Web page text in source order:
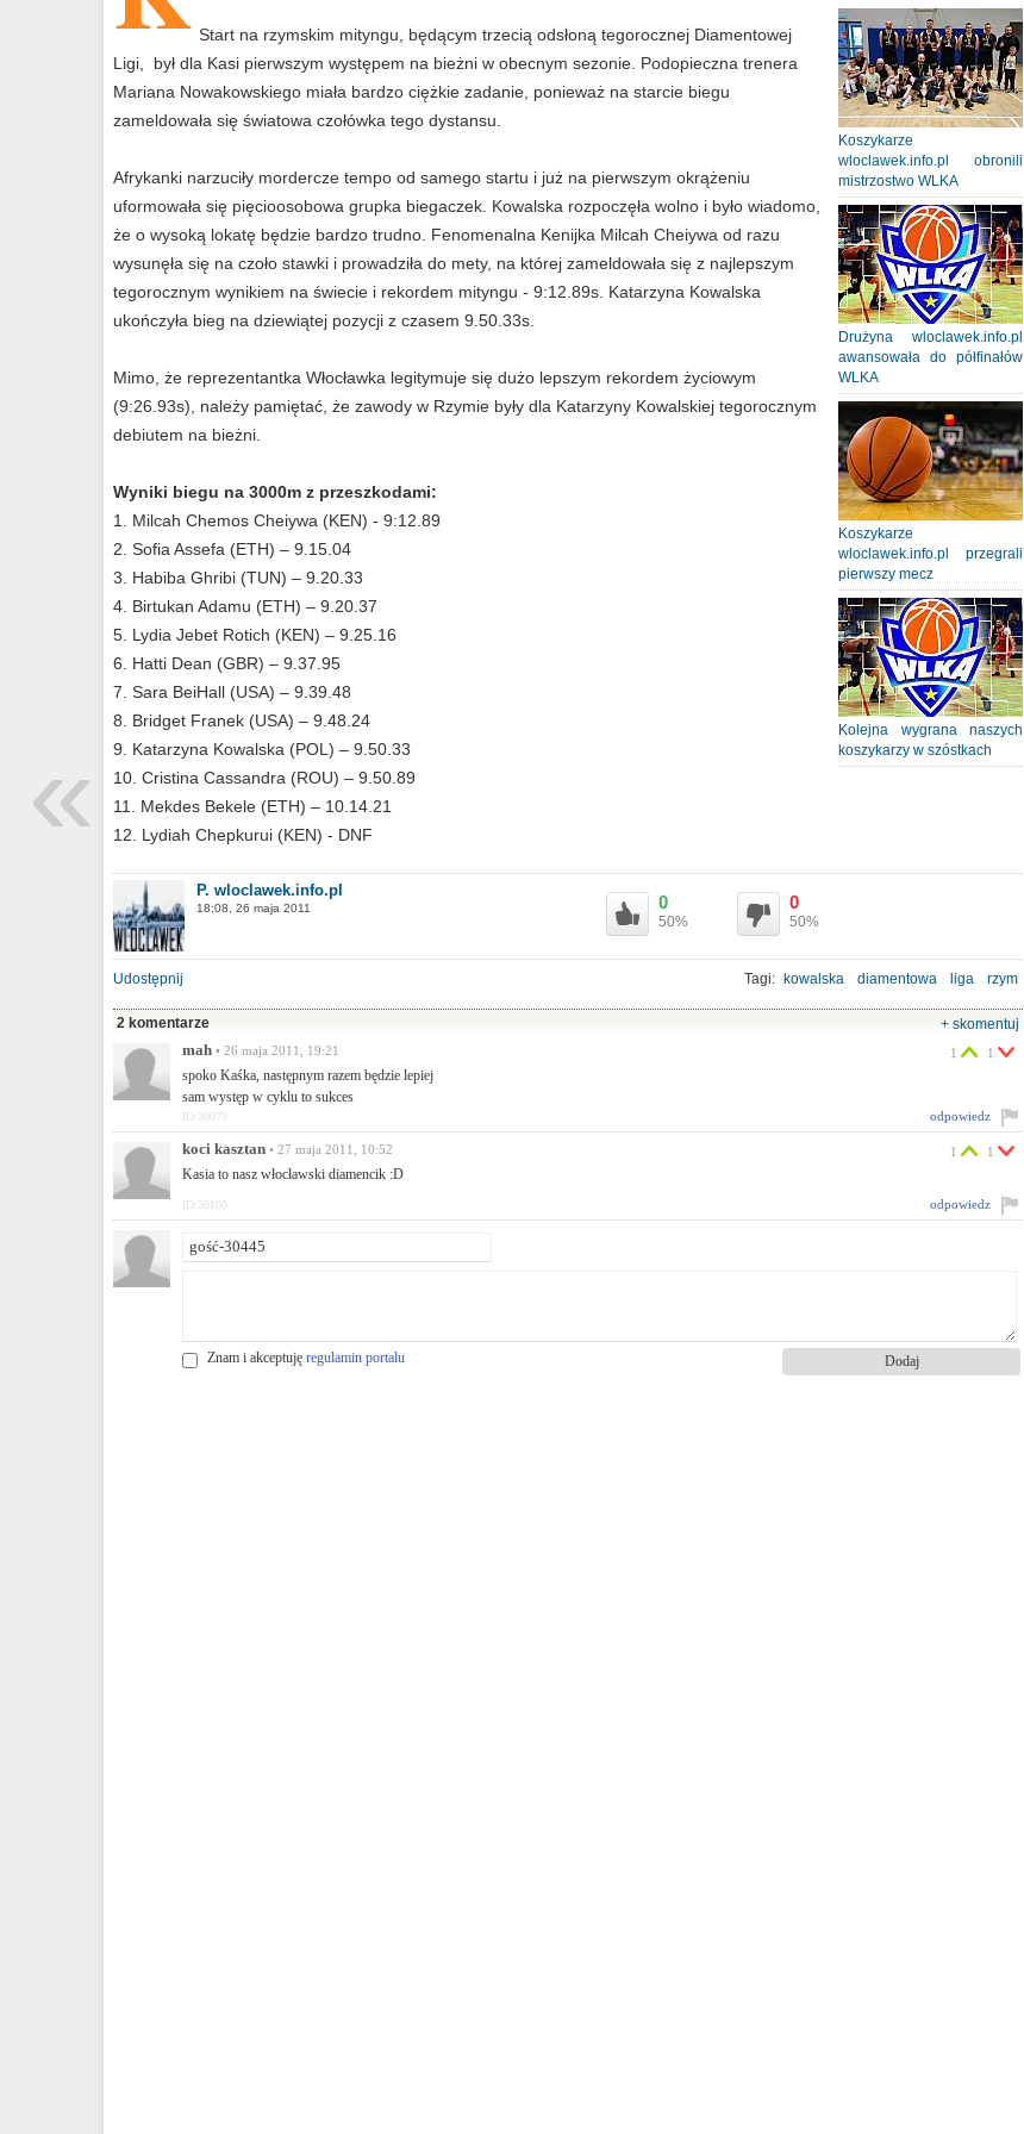
Koszykarze
wloclawek.info.pl obronili
mistrzostwo WLKA
Drużyna wloclawek.info.pl
awansowała do półfinałów
WLKA
Koszykarze
wloclawek.info.pl przegrali
pierwszy mecz
Kolejna wygrana naszych
koszykarzy w szóstkach
Start na rzymskim mityngu, będącym trzecią odsłoną tegorocznej Diamentowej
Ligi, był dla Kasi pierwszym występem na bieżni w obecnym sezonie. Podopieczna trenera
Mariana Nowakowskiego miała bardzo ciężkie zadanie, ponieważ na starcie biegu
zameldowała się światowa czołówka tego dystansu.
Afrykanki narzuciły mordercze tempo od samego startu i już na pierwszym okrążeniu
uformowała się pięcioosobowa grupka biegaczek. Kowalska rozpoczęła wolno i było wiadomo,
że o wysoką lokatę będzie bardzo trudno. Fenomenalna Kenijka Milcah Cheiywa od razu
wysunęła się na czoło stawki i prowadziła do mety, na której zameldowała się z najlepszym
tegorocznym wynikiem na świecie i rekordem mityngu - 9:12.89s. Katarzyna Kowalska
ukończyła bieg na dziewiątej pozycji z czasem 9.50.33s.
Mimo, że reprezentantka Włocławka legitymuje się dużo lepszym rekordem życiowym
(9:26.93s), należy pamiętać, że zawody w Rzymie były dla Katarzyny Kowalskiej tegorocznym
debiutem na bieżni.
Wyniki biegu na 3000m z przeszkodami:
1. Milcah Chemos Cheiywa (KEN) - 9:12.89
2. Sofia Assefa (ETH) – 9.15.04
3. Habiba Ghribi (TUN) – 9.20.33
4. Birtukan Adamu (ETH) – 9.20.37
5. Lydia Jebet Rotich (KEN) – 9.25.16
6. Hatti Dean (GBR) – 9.37.95
7. Sara BeiHall (USA) – 9.39.48
8. Bridget Franek (USA) – 9.48.24
9. Katarzyna Kowalska (POL) – 9.50.33
10. Cristina Cassandra (ROU) – 9.50.89
11. Mekdes Bekele (ETH) – 10.14.21
12. Lydiah Chepkurui (KEN) - DNF
P. wloclawek.info.pl
18:08, 26 maja 2011 0
50%
0
50%
Udostępnij Tagi: kowalska diamentowa liga rzym
2 komentarze
+ skomentuj
mah • 26 maja 2011, 19:21
spoko Kaśka, następnym razem będzie lepiej
sam występ w cyklu to sukces
1 1
odpowiedz
ID:30079
koci kasztan • 27 maja 2011, 10:52
Kasia to nasz włocławski diamencik :D
1 1
odpowiedz
ID:30100
Znam i akceptuję regulamin portalu
«